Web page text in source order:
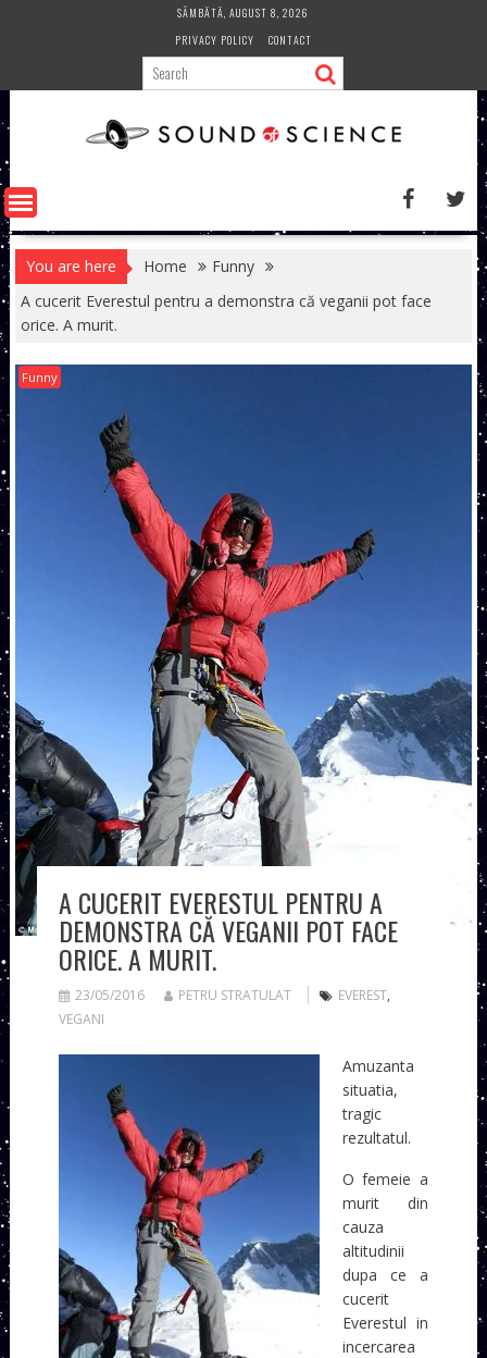
SÂMBĂTĂ, AUGUST 8, 2026
PRIVACY POLICY
CONTACT
You are here Home
Funny
A cucerit Everestul pentru a demonstra că veganii pot face
orice. A murit.
Funny
A CUCERIT EVERESTUL PENTRU A
DEMONSTRA CĂ VEGANII POT FACE
ORICE. A MURIT.
23/05/2016 PETRU STRATULAT EVEREST,
VEGANI
Amuzanta
situatia,
tragic
rezultatul.
O femeie a
murit din
cauza
altitudinii
dupa ce a
cucerit
Everestul in
incercarea